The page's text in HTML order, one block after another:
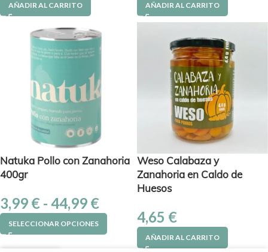
AÑADIR AL CARRITO AÑADIR AL CARRITO
Natuka Pollo con Zanahoria
400gr
3,99 € - 44,99 €
SELECCIONAR OPCIONES
Weso Calabaza y
Zanahoria en Caldo de
Huesos
4,65 €
AÑADIR AL CARRITO